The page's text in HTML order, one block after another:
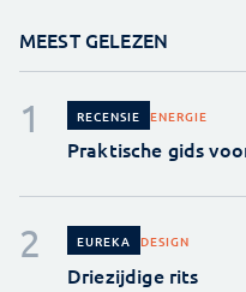
MEEST GELEZEN
RECENSIE ENERGIE
Praktische gids
EUREKA DESIGN
Driezijdige rits